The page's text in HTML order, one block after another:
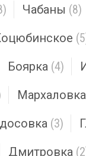
Чабаны (8)
Боярка (4)
Мархаловка
(3)
Дмитровка